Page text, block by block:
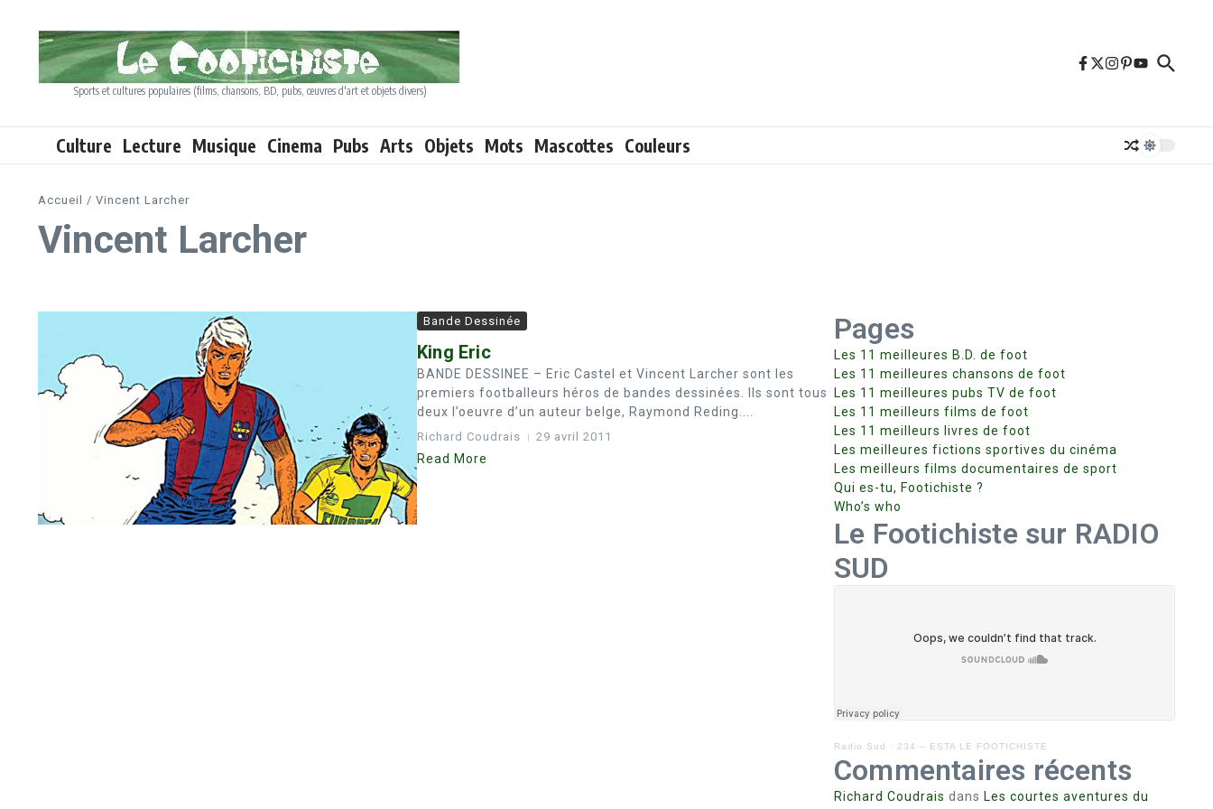
Sports et cultures populaires (films, chansons, BD, pubs, œuvres d'art et objets divers)
Culture Lecture Musique Cinema Pubs Arts Objets Mots Mascottes Couleurs
Accueil / Vincent Larcher
Vincent Larcher
Bande Dessinée
King Eric
BANDE DESSINEE – Eric Castel et Vincent Larcher sont les
premiers footballeurs héros de bandes dessinées. Ils sont tous
deux l’oeuvre d’un auteur belge, Raymond Reding....
Richard Coudrais 29 avril 2011
Read More
Pages
Les 11 meilleures B.D. de foot
Les 11 meilleures chansons de foot
Les 11 meilleures pubs TV de foot
Les 11 meilleurs films de foot
Les 11 meilleurs livres de foot
Les meilleures fictions sportives du cinéma
Les meilleurs films documentaires de sport
Qui es-tu, Footichiste ?
Who’s who
Le Footichiste sur RADIO
SUD
Radio Sud · 234 – ESTA LE FOOTICHISTE
Commentaires récents
Richard Coudrais dans Les courtes aventures du